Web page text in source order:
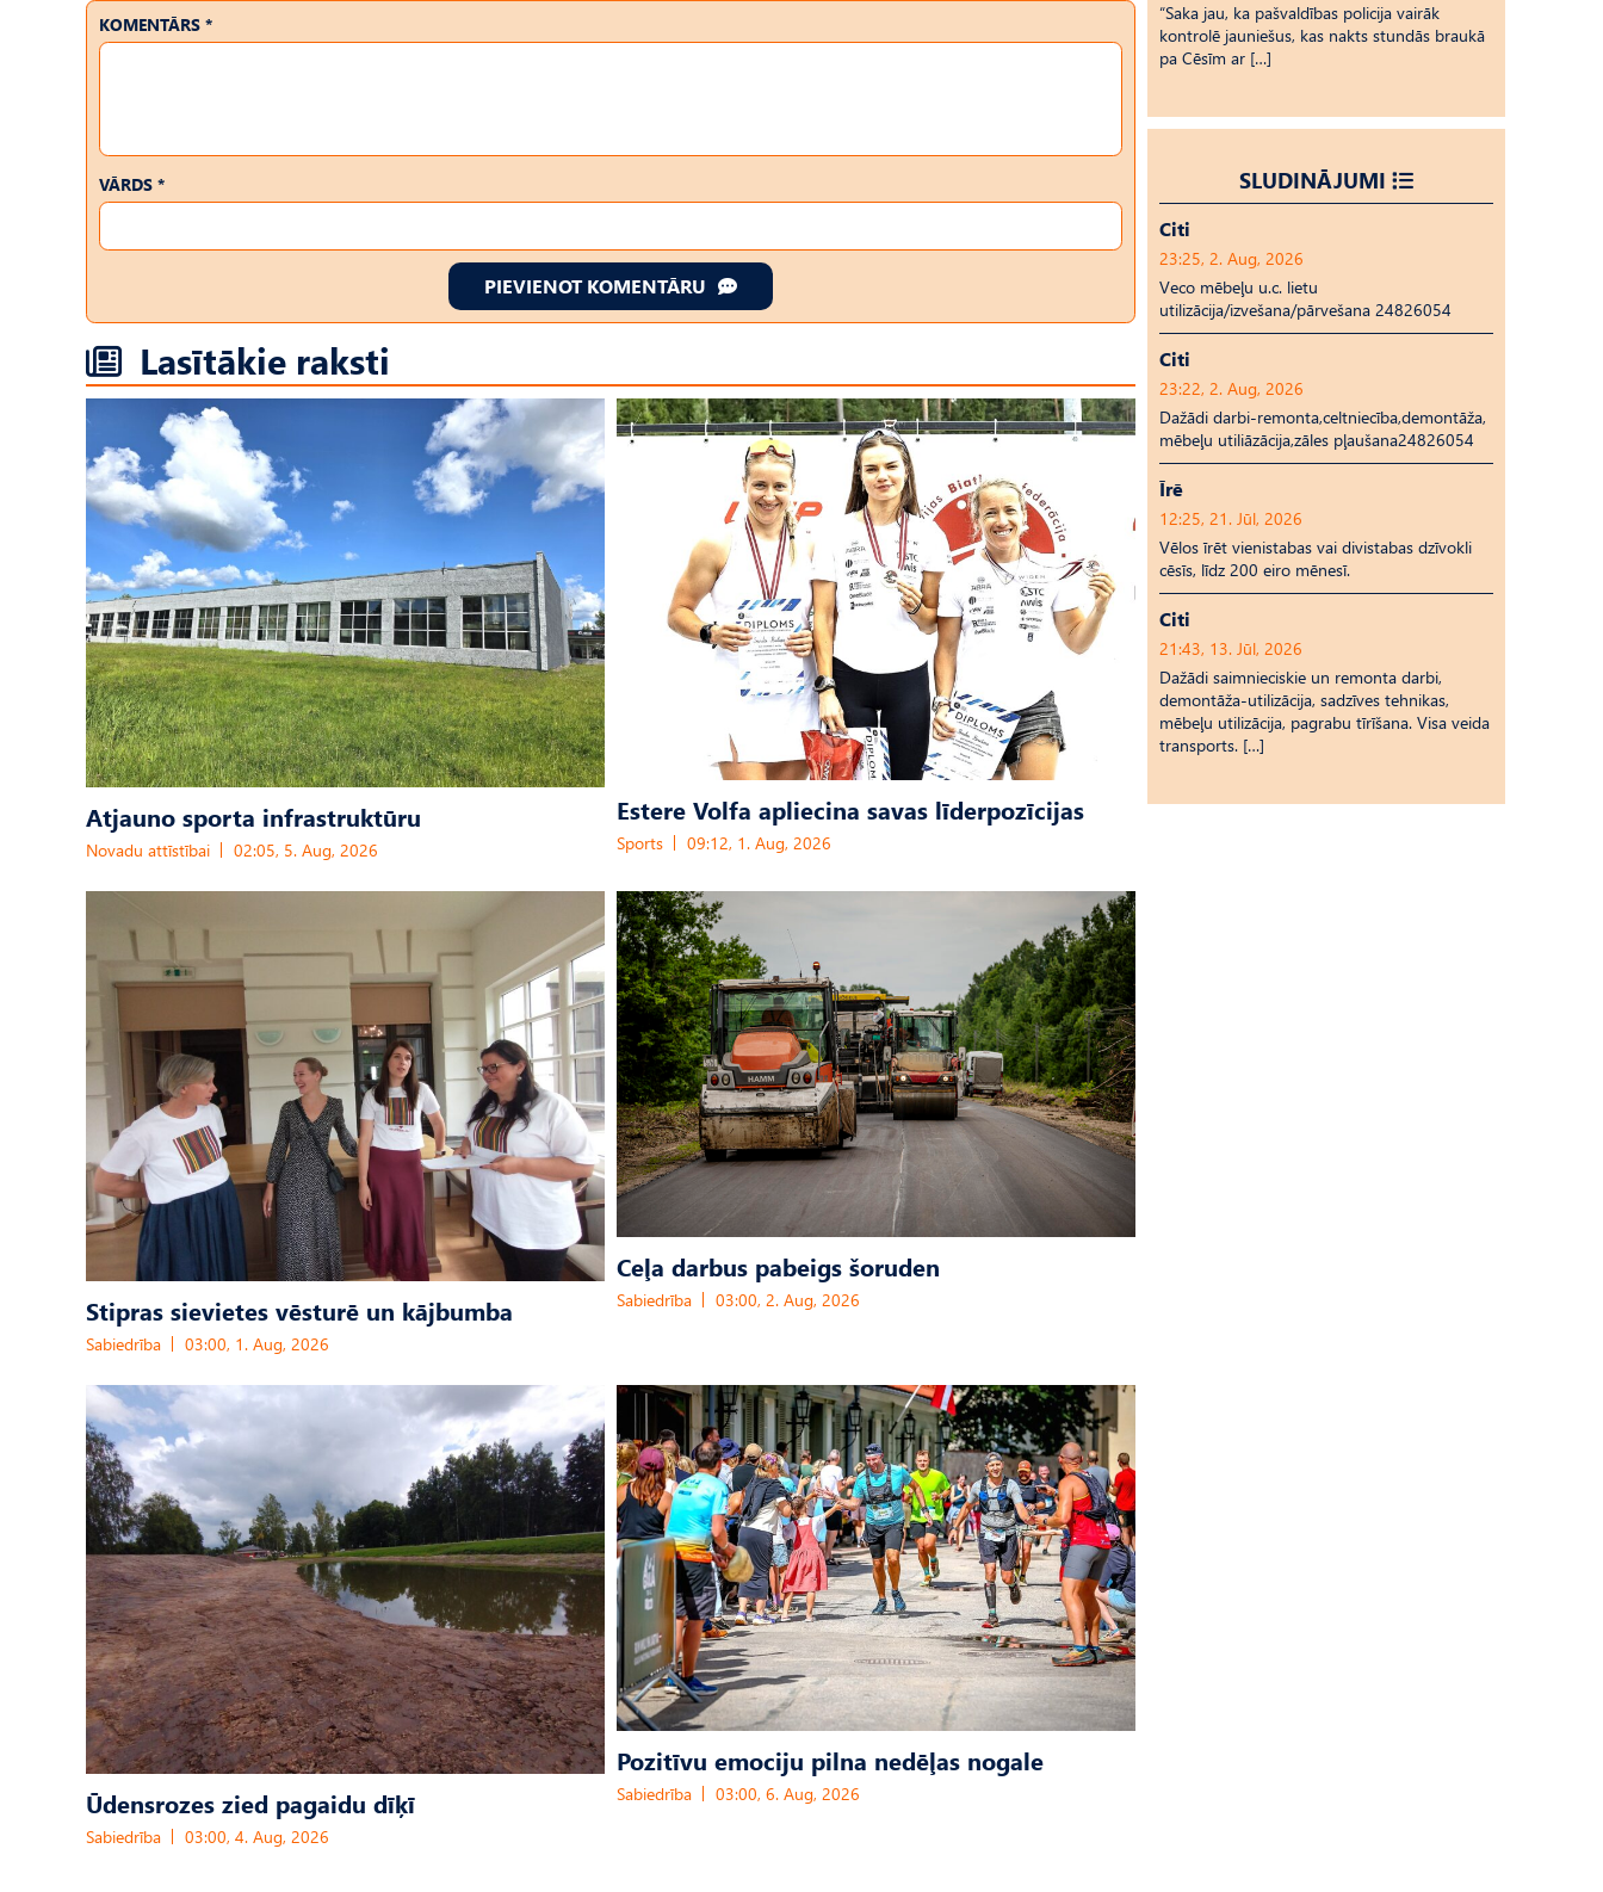
KOMENTĀRS *
VĀRDS *
PIEVIENOT KOMENTĀRU
Lasītākie raksti
Atjauno sporta infrastruktūru
Novadu attīstībai 02:05, 5. Aug, 2026
Estere Volfa apliecina savas līderpozīcijas
Sports 09:12, 1. Aug, 2026
Stipras sievietes vēsturē un kājbumba
Sabiedrība 03:00, 1. Aug, 2026
Ceļa darbus pabeigs šoruden
Sabiedrība 03:00, 2. Aug, 2026
Ūdensrozes zied pagaidu dīķī
Sabiedrība 03:00, 4. Aug, 2026
Pozitīvu emociju pilna nedēļas nogale
Sabiedrība 03:00, 6. Aug, 2026
“Saka jau, ka pašvaldības policija vairāk
kontrolē jauniešus, kas nakts stundās braukā
pa Cēsīm ar […]
SLUDINĀJUMI
Citi
23:25, 2. Aug, 2026
Veco mēbeļu u.c. lietu
utilizācija/izvešana/pārvešana 24826054
Citi
23:22, 2. Aug, 2026
Dažādi darbi-remonta,celtniecība,demontāža,
mēbeļu utiliāzācija,zāles pļaušana24826054
Īrē
12:25, 21. Jūl, 2026
Vēlos īrēt vienistabas vai divistabas dzīvokli
cēsīs, līdz 200 eiro mēnesī.
Citi
21:43, 13. Jūl, 2026
Dažādi saimnieciskie un remonta darbi,
demontāža-utilizācija, sadzīves tehnikas,
mēbeļu utilizācija, pagrabu tīrīšana. Visa veida
transports. […]